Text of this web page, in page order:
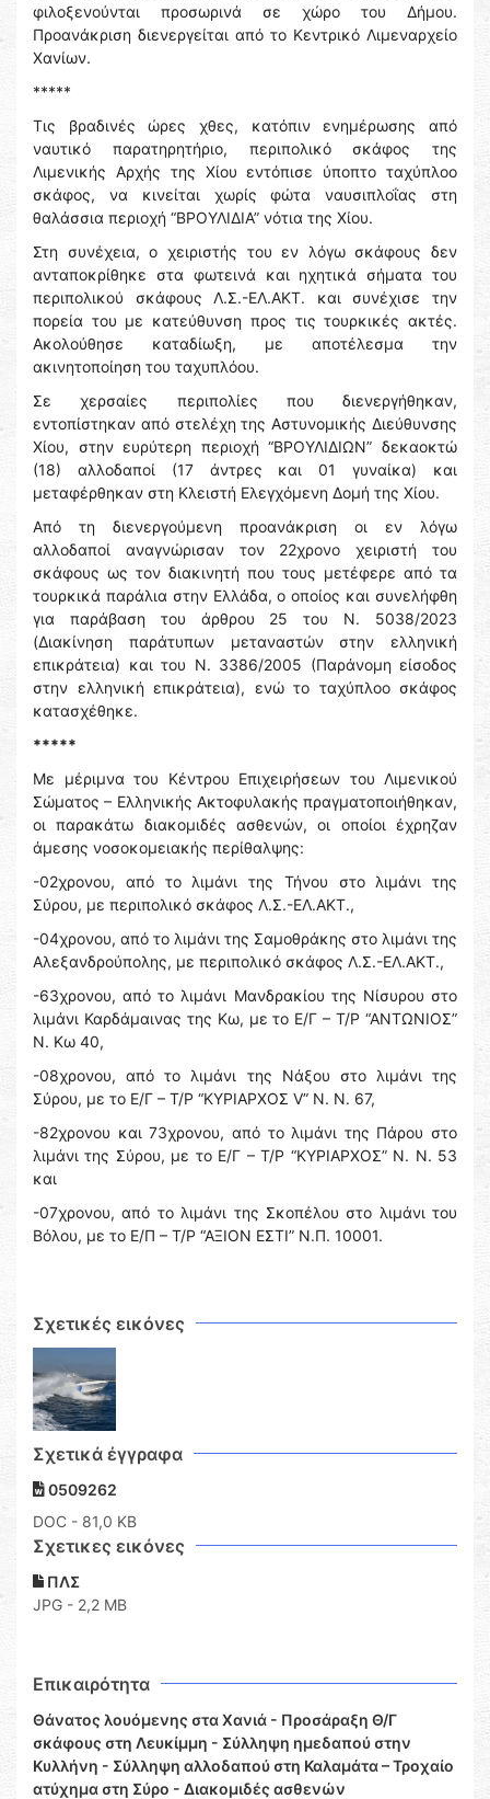
φιλοξενούνται προσωρινά σε χώρο του Δήμου.
Προανάκριση διενεργείται από το Κεντρικό Λιμεναρχείο
Χανίων.
*****
Τις βραδινές ώρες χθες, κατόπιν ενημέρωσης από
ναυτικό παρατηρητήριο, περιπολικό σκάφος της
Λιμενικής Αρχής της Χίου εντόπισε ύποπτο ταχύπλοο
σκάφος, να κινείται χωρίς φώτα ναυσιπλοΐας στη
θαλάσσια περιοχή “ΒΡΟΥΛΙΔΙΑ” νότια της Χίου.
Στη συνέχεια, ο χειριστής του εν λόγω σκάφους δεν
ανταποκρίθηκε στα φωτεινά και ηχητικά σήματα του
περιπολικού σκάφους Λ.Σ.-ΕΛ.ΑΚΤ. και συνέχισε την
πορεία του με κατεύθυνση προς τις τουρκικές ακτές.
Ακολούθησε καταδίωξη, με αποτέλεσμα την
ακινητοποίηση του ταχυπλόου.
Σε χερσαίες περιπολίες που διενεργήθηκαν,
εντοπίστηκαν από στελέχη της Αστυνομικής Διεύθυνσης
Χίου, στην ευρύτερη περιοχή “ΒΡΟΥΛΙΔΙΩΝ” δεκαοκτώ
(18) αλλοδαποί (17 άντρες και 01 γυναίκα) και
μεταφέρθηκαν στη Κλειστή Ελεγχόμενη Δομή της Χίου.
Από τη διενεργούμενη προανάκριση οι εν λόγω
αλλοδαποί αναγνώρισαν τον 22χρονο χειριστή του
σκάφους ως τον διακινητή που τους μετέφερε από τα
τουρκικά παράλια στην Ελλάδα, ο οποίος και συνελήφθη
για παράβαση του άρθρου 25 του Ν. 5038/2023
(Διακίνηση παράτυπων μεταναστών στην ελληνική
επικράτεια) και του Ν. 3386/2005 (Παράνομη είσοδος
στην ελληνική επικράτεια), ενώ το ταχύπλοο σκάφος
κατασχέθηκε.
*****
Με μέριμνα του Κέντρου Επιχειρήσεων του Λιμενικού
Σώματος – Ελληνικής Ακτοφυλακής πραγματοποιήθηκαν,
οι παρακάτω διακομιδές ασθενών, οι οποίοι έχρηζαν
άμεσης νοσοκομειακής περίθαλψης:
-02χρονου, από το λιμάνι της Τήνου στο λιμάνι της
Σύρου, με περιπολικό σκάφος Λ.Σ.-ΕΛ.ΑΚΤ.,
-04χρονου, από το λιμάνι της Σαμοθράκης στο λιμάνι της
Αλεξανδρούπολης, με περιπολικό σκάφος Λ.Σ.-ΕΛ.ΑΚΤ.,
-63χρονου, από το λιμάνι Μανδρακίου της Νίσυρου στο
λιμάνι Καρδάμαινας της Κω, με το Ε/Γ – Τ/Ρ “ΑΝΤΩΝΙΟΣ”
Ν. Κω 40,
-08χρονου, από το λιμάνι της Νάξου στο λιμάνι της
Σύρου, με το Ε/Γ – Τ/Ρ “ΚΥΡΙΑΡΧΟΣ V” Ν. Ν. 67,
-82χρονου και 73χρονου, από το λιμάνι της Πάρου στο
λιμάνι της Σύρου, με το Ε/Γ – Τ/Ρ “ΚΥΡΙΑΡΧΟΣ” Ν. Ν. 53
και
-07χρονου, από το λιμάνι της Σκοπέλου στο λιμάνι του
Βόλου, με το Ε/Π – Τ/Ρ “ΑΞΙΟΝ ΕΣΤΙ” Ν.Π. 10001.
Σχετικές εικόνες
Σχετικά έγγραφα
0509262
DOC - 81,0 KB
Σχετικες εικόνες
ΠΛΣ
JPG - 2,2 MB
Επικαιρότητα
Θάνατος λουόμενης στα Χανιά - Προσάραξη Θ/Γ
σκάφους στη Λευκίμμη - Σύλληψη ημεδαπού στην
Κυλλήνη - Σύλληψη αλλοδαπού στη Καλαμάτα – Τροχαίο
ατύχημα στη Σύρο - Διακομιδές ασθενών